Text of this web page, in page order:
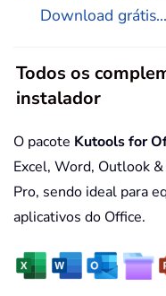
Download grátis...
Todos os
instalador
O pacote Kutools for
Excel, Word, Outlook
Pro, sendo ideal para
aplicativos do Office.